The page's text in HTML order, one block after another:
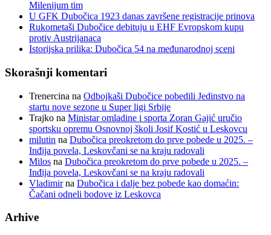
Milenijum tim
U GFK Dubočica 1923 danas završene registracije prinova
Rukometaši Dubočice debituju u EHF Evropskom kupu
protiv Austrijanaca
Istorijska prilika: Dubočica 54 na međunarodnoj sceni
Skorašnji komentari
Trenercina na Odbojkaši Dubočice pobedili Jedinstvo na
startu nove sezone u Super ligi Srbije
Trajko na Ministar omladine i sporta Zoran Gajić uručio
sportsku opremu Osnovnoj školi Josif Kostić u Leskovcu
milutin na Dubočica preokretom do prve pobede u 2025. –
Inđija povela, Leskovčani se na kraju radovali
Milos na Dubočica preokretom do prve pobede u 2025. –
Inđija povela, Leskovčani se na kraju radovali
Vladimirna Dubočica i dalje bez pobede kao domaćin:
Čačani odneli bodove iz Leskovca
Arhive